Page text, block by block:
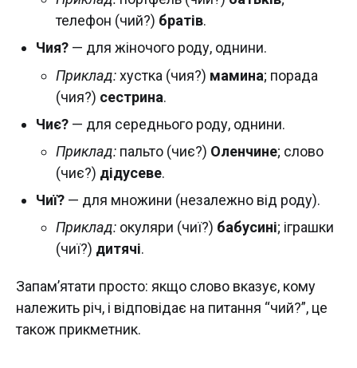
телефон (чий?) братів.
Чия? — для жіночого роду, однини.
Приклад:хустка (чия?) мамина; порада
(чия?) сестрина.
Чиє? — для середнього роду, однини.
Приклад: пальто (чиє?) Оленчине; слово
(чиє?) дідусеве.
Чиї? — для множини (незалежно від роду).
Приклад: окуляри (чиї?) бабусині; іграшки
(чиї?) дитячі.
Запам’ятати просто: якщо слово вказує, кому
належить річ, і відповідає на питання “чий?”, це
також прикметник.